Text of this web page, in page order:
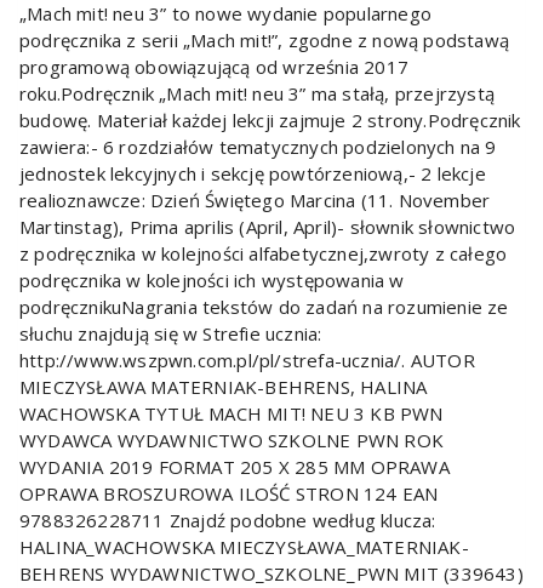
„Mach mit! neu 3” to nowe wydanie popularnego
podręcznika z serii „Mach mit!”, zgodne z nową podstawą
programową obowiązującą od września 2017
roku.Podręcznik „Mach mit! neu 3” ma stałą, przejrzystą
budowę. Materiał każdej lekcji zajmuje 2 strony.Podręcznik
zawiera:- 6 rozdziałów tematycznych podzielonych na 9
jednostek lekcyjnych i sekcję powtórzeniową,- 2 lekcje
realioznawcze: Dzień Świętego Marcina (11. November
Martinstag), Prima aprilis (April, April)- słownik słownictwo
z podręcznika w kolejności alfabetycznej,zwroty z całego
podręcznika w kolejności ich występowania w
podręcznikuNagrania tekstów do zadań na rozumienie ze
słuchu znajdują się w Strefie ucznia:
http://www.wszpwn.com.pl/pl/strefa-ucznia/. AUTOR
MIECZYSŁAWA MATERNIAK-BEHRENS, HALINA
WACHOWSKA TYTUŁ MACH MIT! NEU 3 KB PWN
WYDAWCA WYDAWNICTWO SZKOLNE PWN ROK
WYDANIA 2019 FORMAT 205 X 285 MM OPRAWA
OPRAWA BROSZUROWA ILOŚĆ STRON 124 EAN
9788326228711 Znajdź podobne według klucza:
HALINA_WACHOWSKA MIECZYSŁAWA_MATERNIAK-
BEHRENS WYDAWNICTWO_SZKOLNE_PWN MIT (339643)